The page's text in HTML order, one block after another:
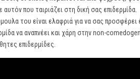
αυτόν που ταιριάζει στη δική σας επιδερμίδα.
του είναι ελαφριά για να σας
να αναπνέει και χάρη στην non-
επιδερμίδες.